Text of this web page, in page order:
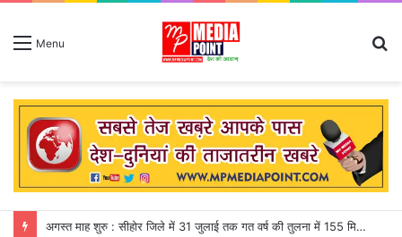
Menu
अगस्त माह शुरु : सीहोर जिले में 31 जुलाई तक गत वर्ष की तुलना में 155 मिमी पीछे चल रही बारिश